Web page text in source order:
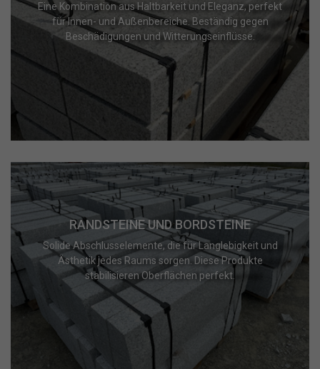
Eine Kombination aus Haltbarkeit und Eleganz, perfekt
für Innen- und Außenbereiche. Beständig gegen
Beschädigungen und Witterungseinflüsse.
RANDSTEINE UND BORDSTEINE
Solide Abschlusselemente, die für Langlebigkeit und
Ästhetik jedes Raums sorgen. Diese Produkte
stabilisieren Oberflächen perfekt.